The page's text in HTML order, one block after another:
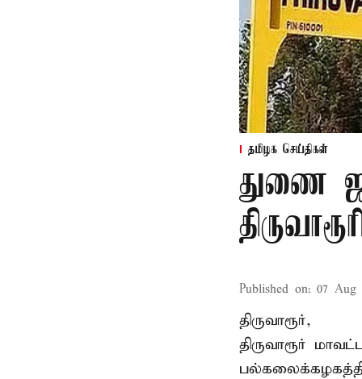
தமிழக செய்திகள்
துணை
Published on: 07 Aug
திருவாரூர்,
திருவாரூர்